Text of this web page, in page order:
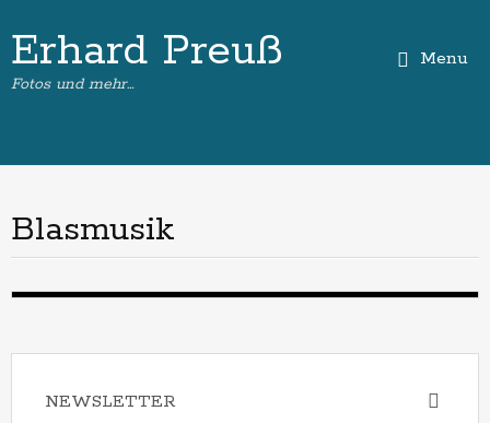
Erhard Preuß
Fotos und mehr…
Menu
Blasmusik
NEWSLETTER